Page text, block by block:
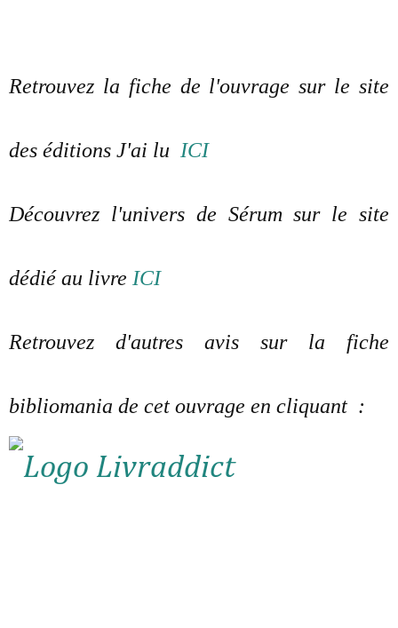
Retrouvez la fiche de l'ouvrage sur le site
des éditions J'ai lu ICI
Découvrez l'univers de Sérum sur le site
dédié au livre ICI
Retrouvez d'autres avis sur la fiche
bibliomania de cet ouvrage en cliquant :